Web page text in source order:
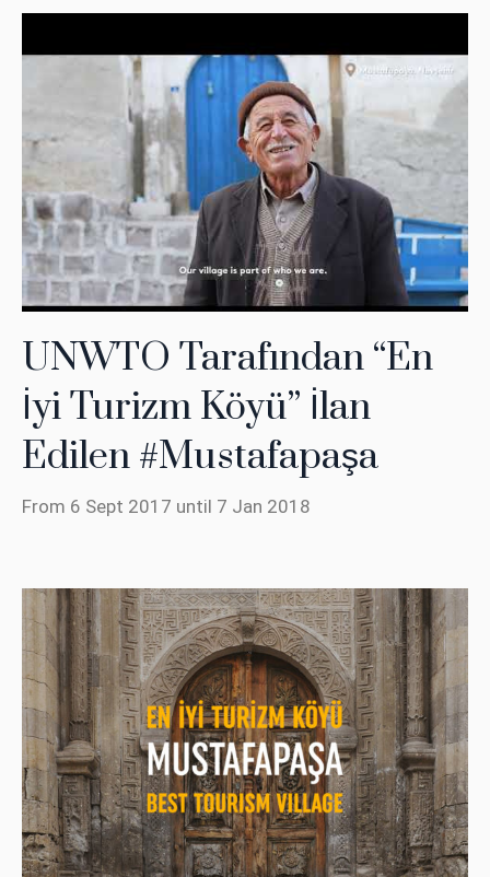
UNWTO Tarafından “En
İyi Turizm Köyü” İlan
Edilen #Mustafapaşa
From 6 Sept 2017 until 7 Jan 2018